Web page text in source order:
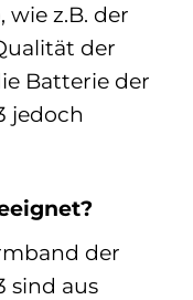
wie z.B. der
der
Batterie der
jedoch
der
sind aus